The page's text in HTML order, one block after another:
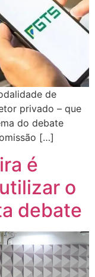
de
privado – que
do debate
[…]
é
o
debate